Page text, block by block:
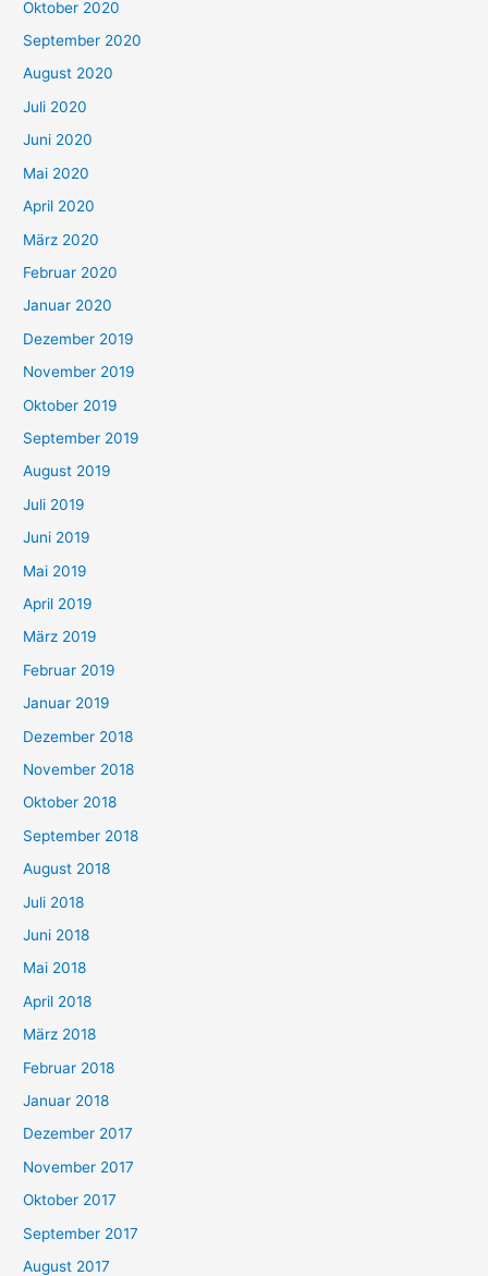
Oktober 2020
September 2020
August 2020
Juli 2020
Juni 2020
Mai 2020
April 2020
März 2020
Februar 2020
Januar 2020
Dezember 2019
November 2019
Oktober 2019
September 2019
August 2019
Juli 2019
Juni 2019
Mai 2019
April 2019
März 2019
Februar 2019
Januar 2019
Dezember 2018
November 2018
Oktober 2018
September 2018
August 2018
Juli 2018
Juni 2018
Mai 2018
April 2018
März 2018
Februar 2018
Januar 2018
Dezember 2017
November 2017
Oktober 2017
September 2017
August 2017